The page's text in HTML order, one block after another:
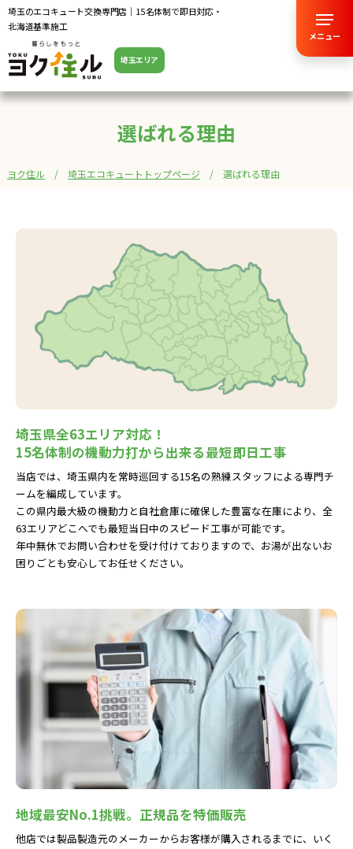
埼玉のエコキュート交換専門店｜15名体制で即日対応・
北海道基準施工
埼玉エリア
メニュー
選ばれる理由
ヨク住ル 埼玉エコキュートトップページ 選ばれる理由
埼玉県全63エリア対応！
15名体制の機動力打から出来る最短即日工事
当店では、埼玉県内を常時巡回する15名の熟練スタッフによる専門チ
ームを編成しています。
この県内最大級の機動力と自社倉庫に確保した豊富な在庫により、全
63エリアどこへでも最短当日中のスピード工事が可能です。
年中無休でお問い合わせを受け付けておりますので、お湯が出ないお
困りごとも安心してお任せください。
地域最安No.1挑戦。正規品を特価販売
他店では製品製造元のメーカーからお客様が購入されるまでに、いく